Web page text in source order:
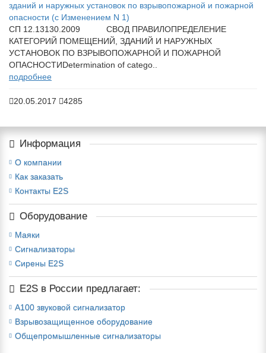
зданий и наружных установок по взрывопожарной и пожарной
опасности (с Изменением N 1)
СП 12.13130.2009 СВОД ПРАВИЛОПРЕДЕЛЕНИЕ
КАТЕГОРИЙ ПОМЕЩЕНИЙ, ЗДАНИЙ И НАРУЖНЫХ
УСТАНОВОК ПО ВЗРЫВОПОЖАРНОЙ И ПОЖАРНОЙ
ОПАСНОСТИDetermination of catego..
подробнее
20.05.2017 4285
Информация
О компании
Как заказать
Контакты E2S
Оборудование
Маяки
Сигнализаторы
Сирены E2S
E2S в России предлагает:
A100 звуковой сигнализатор
Взрывозащищенное оборудование
Общепромышленные сигнализаторы